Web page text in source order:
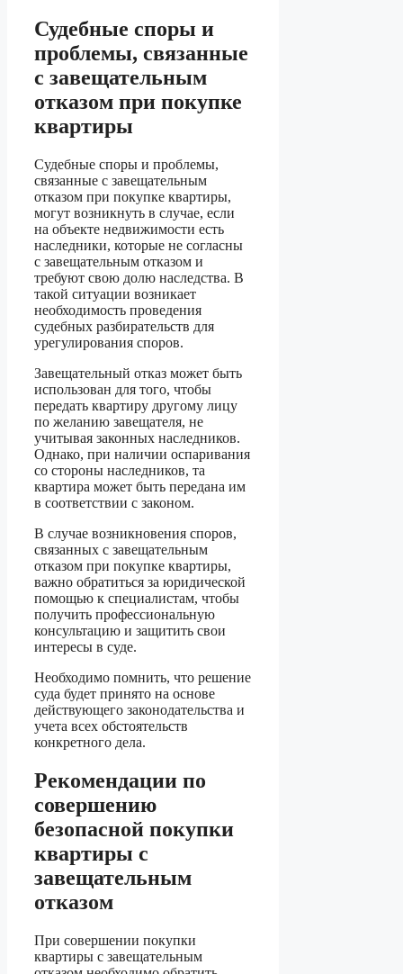
Судебные споры и
проблемы, связанные
с завещательным
отказом при покупке
квартиры
Судебные споры и проблемы,
связанные с завещательным
отказом при покупке квартиры,
могут возникнуть в случае, если
на объекте недвижимости есть
наследники, которые не согласны
с завещательным отказом и
требуют свою долю наследства. В
такой ситуации возникает
необходимость проведения
судебных разбирательств для
урегулирования споров.
Завещательный отказ может быть
использован для того, чтобы
передать квартиру другому лицу
по желанию завещателя, не
учитывая законных наследников.
Однако, при наличии оспаривания
со стороны наследников, та
квартира может быть передана им
в соответствии с законом.
В случае возникновения споров,
связанных с завещательным
отказом при покупке квартиры,
важно обратиться за юридической
помощью к специалистам, чтобы
получить профессиональную
консультацию и защитить свои
интересы в суде.
Необходимо помнить, что решение
суда будет принято на основе
действующего законодательства и
учета всех обстоятельств
конкретного дела.
Рекомендации по
совершению
безопасной покупки
квартиры с
завещательным
отказом
При совершении покупки
квартиры с завещательным